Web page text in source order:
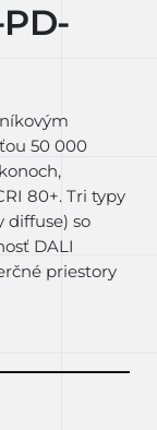
50 000
80+. Tri typy
diffuse) so
DALI
priestory